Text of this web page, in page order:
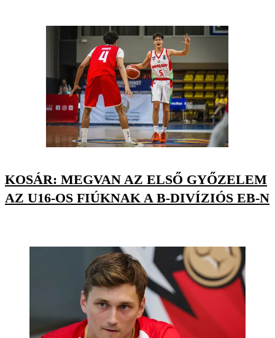
KOSÁR: MEGVAN AZ ELSŐ GYŐZELEM
AZ U16-OS FIÚKNAK A B-DIVÍZIÓS EB-N